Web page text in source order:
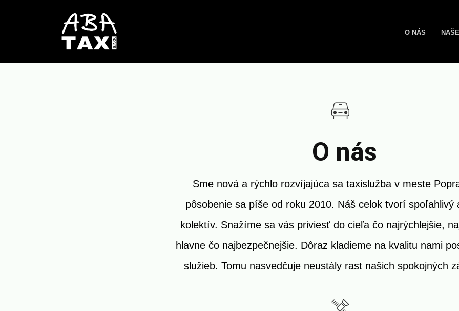
O NÁS
O nás
Sme nová a rýchlo rozvíjajúca sa taxislužba v meste
pôsobenie sa píše od roku 2010. Náš celok tvorí spoľahlivý
kolektív. Snažíme sa vás priviesť do cieľa čo najrýchlejšie,
hlavne čo najbezpečnejšie. Dôraz kladieme na kvalitu nami
služieb. Tomu nasvedčuje neustály rast našich spokojných